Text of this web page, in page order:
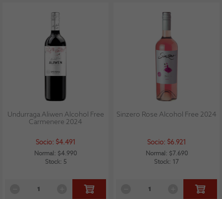
Undurraga Aliwen Alcohol Free
Carmenere 2024
Socio: $4.491
Normal: $4.990
Stock: 5
Sinzero Rose Alcohol Free 2024
Socio: $6.921
Normal: $7.690
Stock: 17